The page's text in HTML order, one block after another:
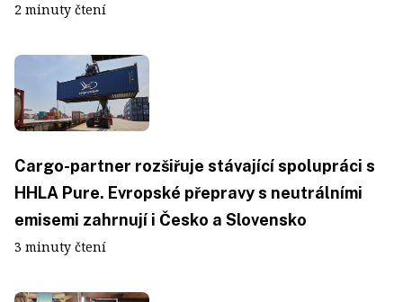
2 minuty čtení
Cargo-partner rozšiřuje stávající spolupráci s
HHLA Pure. Evropské přepravy s neutrálními
emisemi zahrnují i Česko a Slovensko
3 minuty čtení